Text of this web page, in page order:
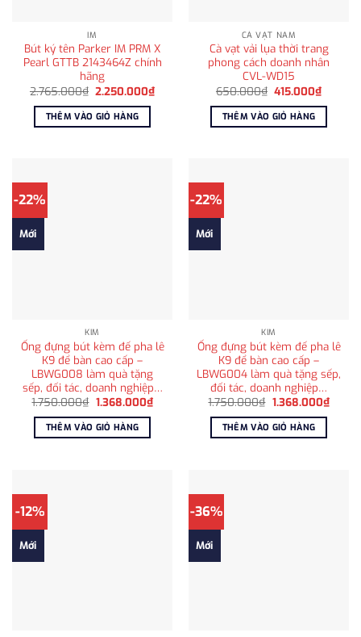
IM
Bút ký tên Parker IM PRM X
Pearl GTTB 2143464Z chính
hãng
2.765.000₫ Giá
là:
2.765.000₫.
2.250.000₫Giá
hiện
2.250.000₫.
THÊM VÀO GIỎ HÀNG
CÀ VẠT NAM
Cà vạt vải lụa thời trang
phong cách doanh nhân
CVL-WD15
650.000₫ Giá
là:
650.000₫.
415.000₫Giá
hiện
tại
THÊM VÀO GIỎ HÀNG
-22%
Mới
KIM
Ống đựng bút kèm đế pha lê
K9 để bàn cao cấp –
LBWG008 làm quà tặng
sếp, đối tác, doanh nghiệp…
1.750.000₫ Giá
là:
1.750.000₫.
1.368.000₫Giá
THÊM VÀO GIỎ HÀNG
-22%
Mới
KIM
Ống đựng bút kèm đế pha lê
K9 để bàn cao cấp –
LBWG004 làm quà tặng sếp,
đối tác, doanh nghiệp…
1.750.000₫ Giá
là:
1.750.000₫.
1.368.000₫Giá
THÊM VÀO GIỎ HÀNG
-12%
Mới
-36%
Mới